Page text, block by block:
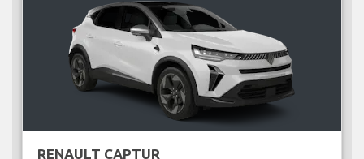
RENAULT CAPTUR